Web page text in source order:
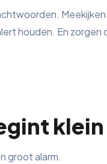
houden. En
klein
groot alarm.